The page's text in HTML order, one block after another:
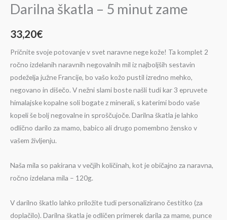
Darilna škatla – 5 minut zame
33,20€
Pričnite svoje potovanje v svet naravne nege kože! Ta komplet 2
ročno izdelanih naravnih negovalnih mil iz najboljših sestavin
podeželja južne Francije, bo vašo kožo pustil izredno mehko,
negovano in dišečo. V nežni slami boste našli tudi kar 3 epruvete
himalajske kopalne soli bogate z minerali, s katerimi bodo vaše
kopeli še bolj negovalne in sproščujoče. Darilna škatla je lahko
odlično darilo za mamo, babico ali drugo pomembno žensko v
vašem življenju.
Naša mila so pakirana v večjih količinah, kot je običajno za naravna,
ročno izdelana mila – 120g.
V darilno škatlo lahko priložite tudi personalizirano čestitko (za
doplačilo). Darilna škatla je odličen primerek darila za mame, punce